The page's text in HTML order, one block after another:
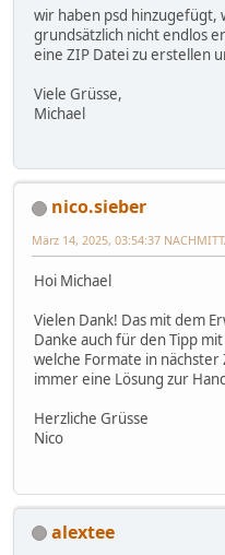
wir haben psd hinzugefügt,
grundsätzlich nicht endlos
eine ZIP Datei zu erstellen
Viele Grüsse,
Michael
nico.sieber
März 14, 2025, 03:54:37
Hoi Michael
Vielen Dank! Das mit dem
Danke auch für den Tipp
welche Formate in
immer eine Lösung zur
Herzliche Grüsse
Nico
alextee